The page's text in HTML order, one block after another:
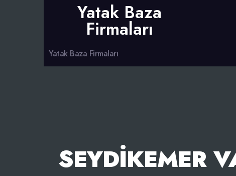
Yatak Baza
Firmaları
Yatak Baza Firmaları
SEYDIKEMER